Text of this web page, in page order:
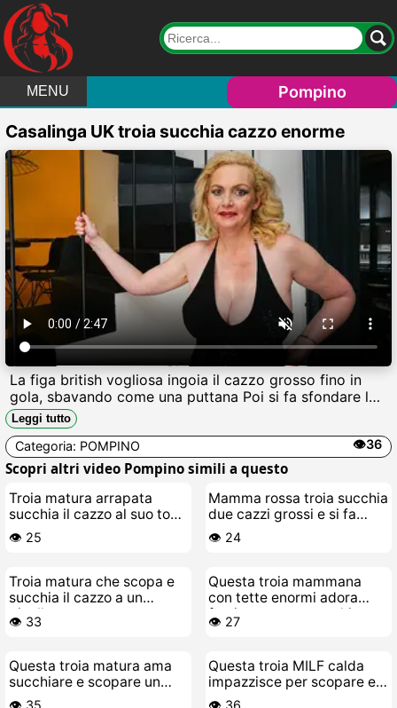
MENU Pompino
Casalinga UK troia succhia cazzo enorme
La figa british vogliosa ingoia il cazzo grosso fino in
gola, sbavando come una puttana Poi si fa sfondare la
fica bagnata dal suo stallone, urlando mentre lui la
pompa duro e le riempie il buco di sborra calda.
Leggi tutto
Categoria: POMPINO 👁️36
Scopri altri video Pompino simili a questo
Troia matura arrapata
succhia il cazzo al suo toy-
boy e si fa scopare duro
👁️ 25
Mamma rossa troia succhia
due cazzi grossi e si fa
scopare la figa stretta
👁️ 24
Troia matura che scopa e
succhia il cazzo a un
pivello
👁️ 33
Questa troia mammana
con tette enormi adora
farsi scopare e succhiare
cazzi
👁️ 27
Questa troia matura ama
succhiare e scopare un
cazzo giovane
Questa troia MILF calda
impazzisce per scopare e
succhiare cazzi grossi